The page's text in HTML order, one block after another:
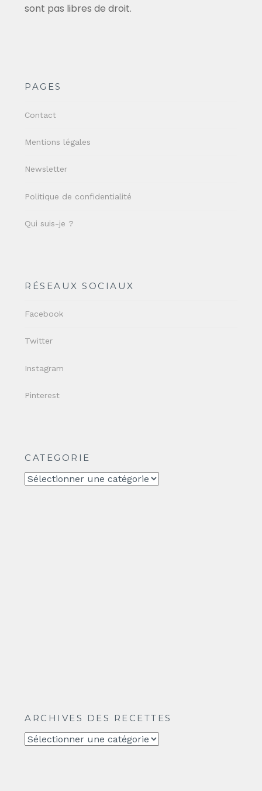
sont pas libres de droit.
PAGES
Contact
Mentions légales
Newsletter
Politique de confidentialité
Qui suis-je ?
RÉSEAUX SOCIAUX
Facebook
Twitter
Instagram
Pinterest
CATEGORIE
CATEGORIE
ARCHIVES DES RECETTES
Archives